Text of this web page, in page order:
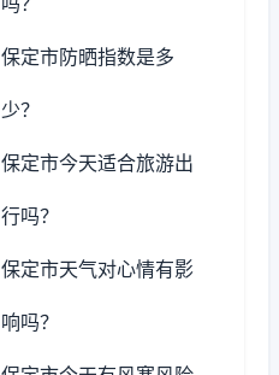
保定市防晒指数是多
少？
保定市今天适合旅游出
行吗？
保定市天气对心情有影
响吗？